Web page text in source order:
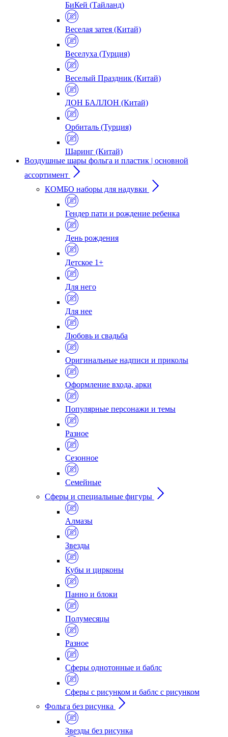
БиКей (Тайланд)
Веселая затея (Китай)
Веселуха (Турция)
Веселый Праздник (Китай)
ДОН БАЛЛОН (Китай)
Орбиталь (Турция)
Шаринг (Китай)
Воздушные шары фольга и пластик | основной
ассортимент
КОМБО наборы для надувки
Гендер пати и рождение ребенка
День рождения
Детское 1+
Для него
Для нее
Любовь и свадьба
Оригинальные надписи и приколы
Оформление входа, арки
Популярные персонажи и темы
Разное
Сезонное
Семейные
Сферы и специальные фигуры
Алмазы
Звезды
Кубы и цирконы
Панно и блоки
Полумесяцы
Разное
Сферы однотонные и баблс
Сферы с рисунком и баблс с рисунком
Фольга без рисунка
Звезды без рисунка